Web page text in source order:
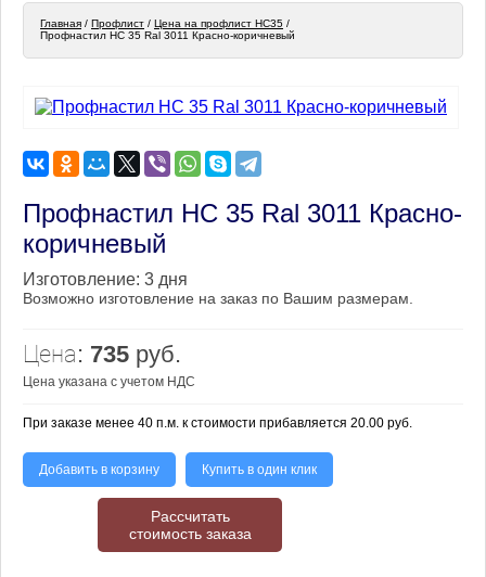
Главная / Профлист / Цена на профлист НС35 /
Профнастил НС 35 Ral 3011 Красно-коричневый
Профнастил НС 35 Ral 3011 Красно-
коричневый
Изготовление: 3 дня
Возможно изготовление на заказ по Вашим размерам.
Цена: 735 руб.
Цена указана с учетом НДС
При заказе менее 40 п.м. к стоимости прибавляется 20.00 руб.
Добавить в корзину Купить в один клик
Рассчитать
стоимость заказа